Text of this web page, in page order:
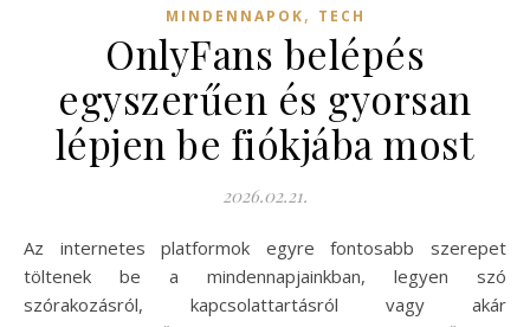
MINDENNAPOK, TECH
OnlyFans belépés
egyszerűen és gyorsan
lépjen be fiókjába most
2026.02.21.
Az internetes platformok egyre fontosabb szerepet
töltenek be a mindennapjainkban, legyen szó
szórakozásról, kapcsolattartásról vagy akár